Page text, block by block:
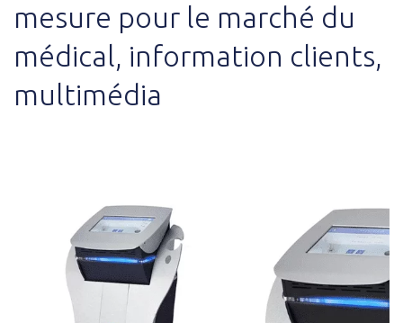
mesure pour le marché du
médical, information clients,
multimédia